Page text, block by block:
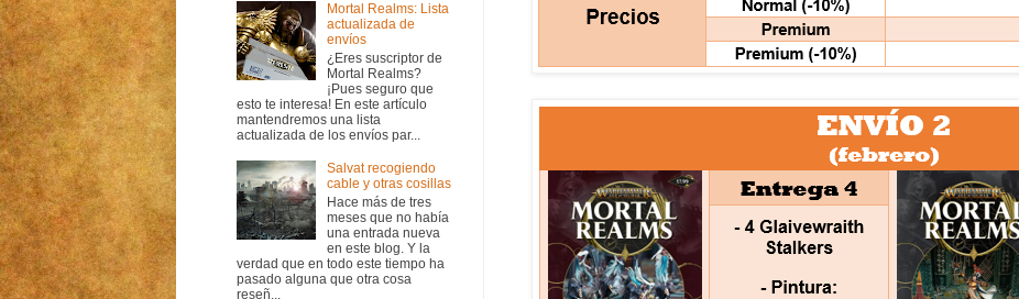
Mortal Realms: Lista
actualizada de
envíos
¿Eres suscriptor de
Mortal Realms?
¡Pues seguro que
esto te interesa! En este artículo
mantendremos una lista
actualizada de los envíos par...
Salvat recogiendo
cable y otras cosillas
Hace más de tres
meses que no había
una entrada nueva
en este blog. Y la
verdad que en todo este tiempo ha
pasado alguna que otra cosa
reseñ...